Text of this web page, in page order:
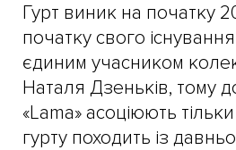
Гурт виник на початку
початку свого існування
єдиним учасником
Наталя Дзеньків, тому
«Lama» асоціюють
гурту походить із